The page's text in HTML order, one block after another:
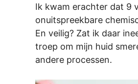
Ik kwam erachter dat 9
onuitspreekbare
En veilig? Zat ik daar
troep om mijn huid
andere processen.